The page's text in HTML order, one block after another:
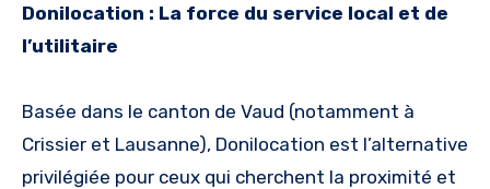
Donilocation : La force du service local et de
l’utilitaire
Basée dans le canton de Vaud (notamment à
Crissier et Lausanne), Donilocation est l’alternative
privilégiée pour ceux qui cherchent la proximité et